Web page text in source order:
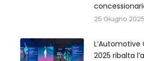
25 Giugno 2025
2025 ribalta